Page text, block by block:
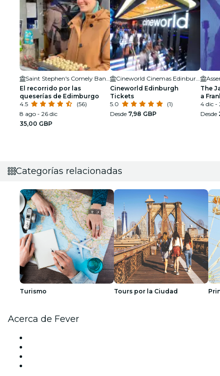
El recorrido por las
queserías de Edimburgo
4.5
(56)
8 ago - 26 dic
35,00 GBP
Cineworld Edinburgh
Tickets
5.0
(1)
Desde 7,98 GBP
The
a
4 dic -
Desde
Categorías relacionadas
Turismo Tours por la Ciudad
Acerca de Fever